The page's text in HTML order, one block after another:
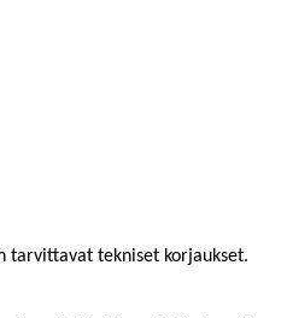
tarvittavat tekniset korjaukset.